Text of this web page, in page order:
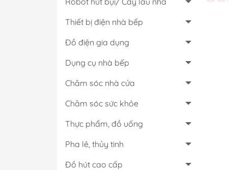
Thiết bị điện nhà bếp
Đồ điện gia dụng
Dụng cụ nhà bếp
Chăm sóc nhà cửa
Chăm sóc sức khỏe
Thực phẩm, đồ uống
Pha lê, thủy tinh
Đồ hút cao cấp